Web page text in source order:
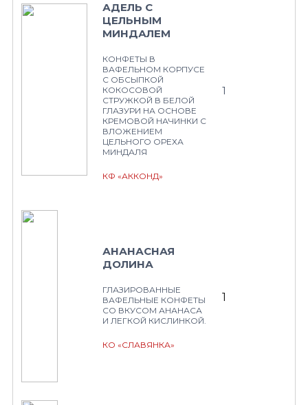
АДЕЛЬ С
ЦЕЛЬНЫМ
МИНДАЛЕМ
КОНФЕТЫ В
ВАФЕЛЬНОМ КОРПУСЕ
С ОБСЫПКОЙ
КОКОСОВОЙ
СТРУЖКОЙ В БЕЛОЙ
ГЛАЗУРИ НА ОСНОВЕ
КРЕМОВОЙ НАЧИНКИ С
ВЛОЖЕНИЕМ
ЦЕЛЬНОГО ОРЕХА
МИНДАЛЯ
КФ «АККОНД»
1
АНАНАСНАЯ
ДОЛИНА
ГЛАЗИРОВАННЫЕ
ВАФЕЛЬНЫЕ КОНФЕТЫ
СО ВКУСОМ АНАНАСА
И ЛЕГКОЙ КИСЛИНКОЙ.
КО «СЛАВЯНКА»
1